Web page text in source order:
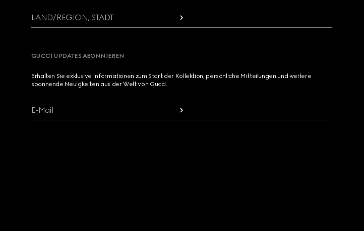
LAND/REGION, STADT
GUCCI UPDATES ABONNIEREN
Erhalten Sie exklusive Informationen zum Start der Kollektion, persönliche Mitteilungen und weitere
spannende Neuigkeiten aus der Welt von Gucci.
E-Mail